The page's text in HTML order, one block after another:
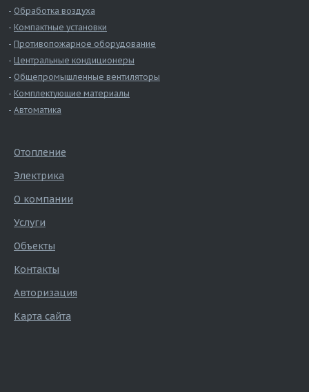
Обработка воздуха
Компактные установки
Противопожарное оборудование
Центральные кондиционеры
Общепромышленные вентиляторы
Комплектующие материалы
Автоматика
Отопление
Электрика
О компании
Услуги
Объекты
Контакты
Авторизация
Карта сайта